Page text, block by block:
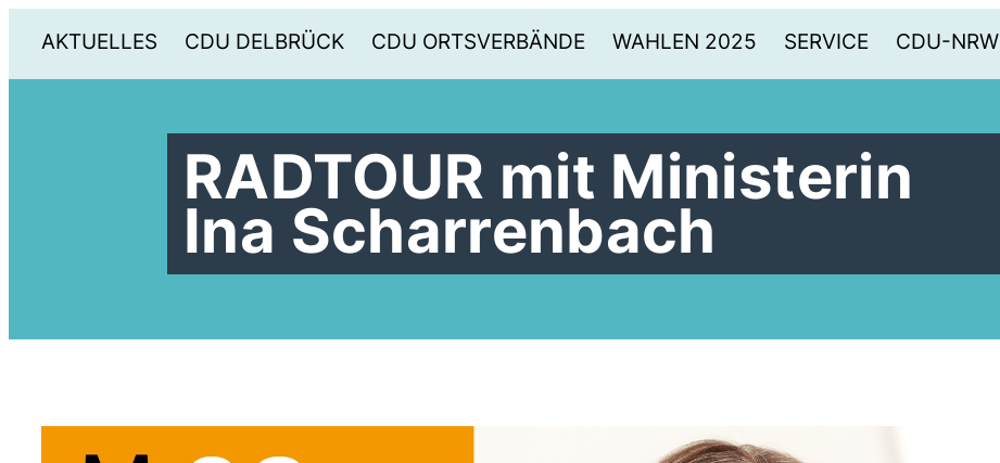
AKTUELLES CDU DELBRÜCK CDU ORTSVERBÄNDE WAHLEN 2025 SERVICE CDU-NRW
RADTOUR mit Ministerin
Ina Scharrenbach